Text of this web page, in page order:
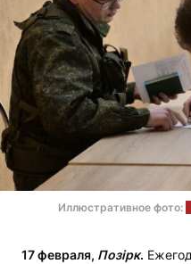
Иллюстративное фото:
17 февраля, Позірк.